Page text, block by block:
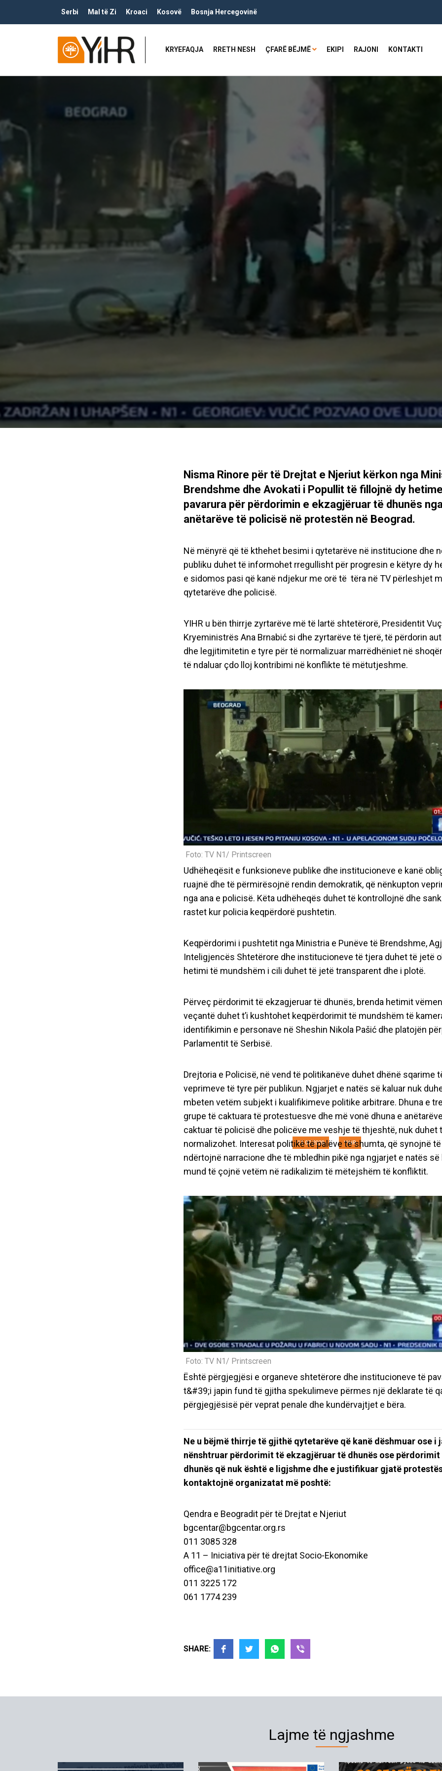
Serbi Mal të Zi Kroaci Kosovë Bosnja Hercegovinë
KRYEFAQJA RRETH NESH ÇFARË BËJMË EKIPI RAJONI KONTAKTI
Vendosni të dërgoni mesazhe
lloj dhune është e
11.07.2020 YIHR
Nisma Rinore për të Drejtat e Njeriut kërkon nga
Brendshme dhe Avokati i Popullit të fillojnë dy
pavarura për përdorimin e ekzagjëruar të dhunës
anëtarëve të policisë në protestën në Beograd.
Në mënyrë që të kthehet besimi i qytetarëve në institucione dhe
publiku duhet të informohet rregullisht për progresin e këtyre dy
e sidomos pasi që kanë ndjekur me orë të tëra në TV përleshjet
qytetarëve dhe policisë.
YIHR u bën thirrje zyrtarëve më të lartë shtetërorë, Presidentit
Kryeministrës Ana Brnabić si dhe zyrtarëve të tjerë, të përdorin
dhe legjitimitetin e tyre për të normalizuar marrëdhëniet në
të ndaluar çdo lloj kontribimi në konflikte të mëtutjeshme.
Foto: TV N1/ Printscreen
Udhëheqësit e funksioneve publike dhe institucioneve e kanë
ruajnë dhe të përmirësojnë rendin demokratik, që nënkupton
nga ana e policisë. Këta udhëheqës duhet të kontrollojnë dhe
rastet kur policia keqpërdorë pushtetin.
Keqpërdorimi i pushtetit nga Ministria e Punëve të Brendshme,
Inteligjencës Shtetërore dhe institucioneve të tjera duhet të jetë
hetimi të mundshëm i cili duhet të jetë transparent dhe i plotë.
Përveç përdorimit të ekzagjeruar të dhunës, brenda hetimit
veçantë duhet t’i kushtohet keqpërdorimit të mundshëm të
identifikimin e personave në Sheshin Nikola Pašić dhe platojën
Parlamentit të Serbisë.
Drejtoria e Policisë, në vend të politikanëve duhet dhënë sqarime
veprimeve të tyre për publikun. Ngjarjet e natës së kaluar nuk
mbeten vetëm subjekt i kualifikimeve politike arbitrare. Dhuna e
grupe të caktuara të protestuesve dhe më vonë dhuna e
caktuar të policisë dhe policëve me veshje të thjeshtë, nuk duhet
normalizohet. Interesat politikë të palëve të shumta, që synojnë të
ndërtojnë narracione dhe të mbledhin pikë nga ngjarjet e natës së
mund të çojnë vetëm në radikalizim të mëtejshëm të konfliktit.
Foto: TV N1/ Printscreen
Është përgjegjësi e organeve shtetërore dhe institucioneve të
t&#39;i japin fund të gjitha spekulimeve përmes një deklarate të
përgjegjësisë për veprat penale dhe kundërvajtjet e bëra.
Ne u bëjmë thirrje të gjithë qytetarëve që kanë dëshmuar ose i
nënshtruar përdorimit të ekzagjëruar të dhunës ose përdorimit
dhunës që nuk është e ligjshme dhe e justifikuar gjatë
kontaktojnë organizatat më poshtë:
Qendra e Beogradit për të Drejtat e Njeriut
bgcentar@bgcentar.org.rs
011 3085 328
A 11 – Iniciativa për të drejtat Socio-Ekonomike
office@a11initiative.org
011 3225 172
061 1774 239
SHARE:
Lajme të ngjashme